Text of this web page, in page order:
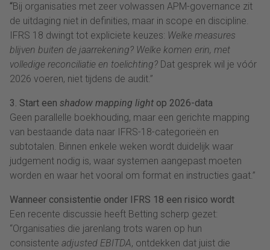
“Bij organisaties met zeer volwassen APM-governance zit
de uitdaging niet in definities, maar in scope en discipline.
IFRS 18 dwingt tot expliciete keuzes: Welke measures
blijven buiten de jaarrekening? Welke komen erin, met
volledige reconciliatie en toelichting? Dat gesprek wil je vóór
2026 voeren, niet tijdens de audit.”
3. Start een shadow mapping light op 2026-data
Geen parallelle boekhouding, maar een gerichte mapping
van bestaande data naar IFRS-18-categorieën en
subtotalen. Binnen enkele weken wordt duidelijk waar
judgement nodig is, waar systemen aangepast moeten
worden en waar het vooral om format en instructies gaat.”
Wanneer consistentie onder IFRS 18 een risico wordt
Een recente discussie heeft Betting scherp gezet:
“Organisaties die jarenlang trots waren op hun
consistente adjusted EBITDA, ontdekken dat juist die